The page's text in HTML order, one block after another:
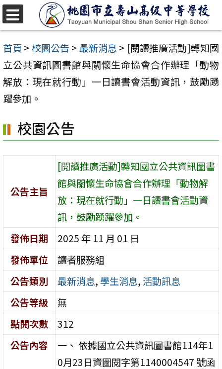
跳
至
主
要
內
容
首頁 > 校園公告 > 最新消息 > [閱讀推廣活動]轉知國
立公共資訊圖書館與關懷生命協會合作辦理「動物
解放：現在就行動」一日讀書會活動資訊，鼓勵踴
躍參加。
校園公告
公告主旨
[閱讀推廣活動]轉知國立公共資訊圖書
館與關懷生命協會合作辦理「動物解
放：現在就行動」一日讀書會活動資
訊，鼓勵踴躍參加。
發佈日期
2025 年 11 月 01 日
發佈單位
讀者服務組
公告類別
最新消息, 學生消息, 活動訊息
公告等級
無
點閱次數
312
公告內容
一、 依據國立公共資訊圖書館114年1
0月23日資圖閱字第1140004547 號函
選
單